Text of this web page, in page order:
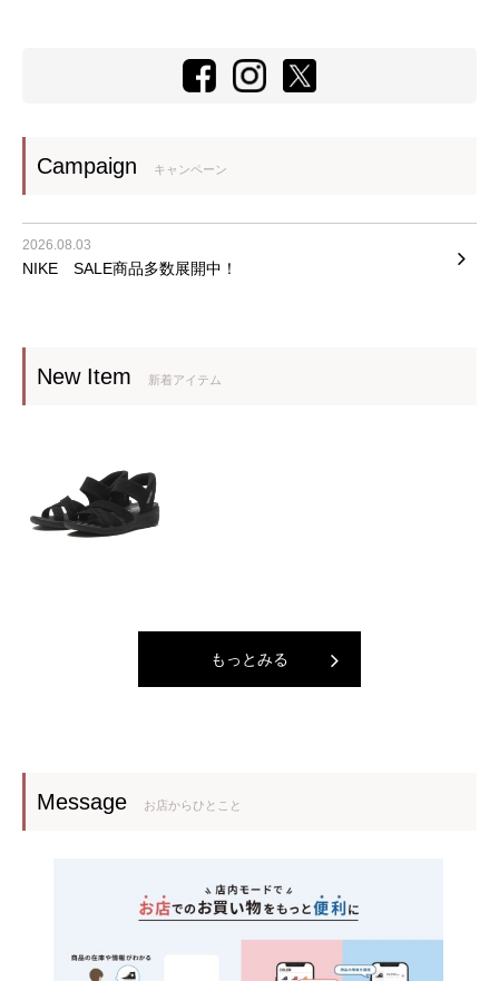
Campaign キャンペーン
2026.08.03
NIKE SALE商品多数展開中！
New Item 新着アイテム
もっとみる
Message お店からひとこと